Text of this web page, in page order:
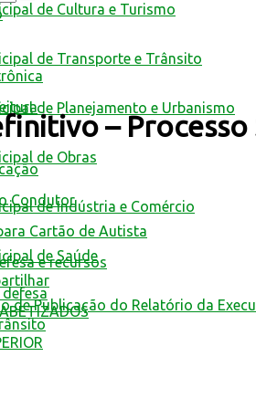
Condutor
Cartão de Autista
e recursos
de Cultura e Turismo
de Transporte e Trânsito
de Planejamento e Urbanismo
de Obras
de Indústria e Comércio
de Saúde
de Publicação do Relatório da
–